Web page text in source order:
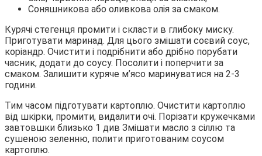
Соняшникова або оливкова олія за смаком.
Курячі стегенця промити і скласти в глибоку миску.
Приготувати маринад. Для цього змішати соєвий соус,
коріандр. Очистити і подрібнити або дрібно порубати
часник, додати до соусу. Посолити і поперчити за
смаком. Залишити куряче м’ясо маринуватися на 2-3
години.
Тим часом підготувати картоплю. Очистити картоплю
від шкірки, промити, видалити очі. Порізати кружечками
завтовшки близько 1 див Змішати масло з сіллю та
сушеною зеленню, полити приготованим соусом
картоплю.